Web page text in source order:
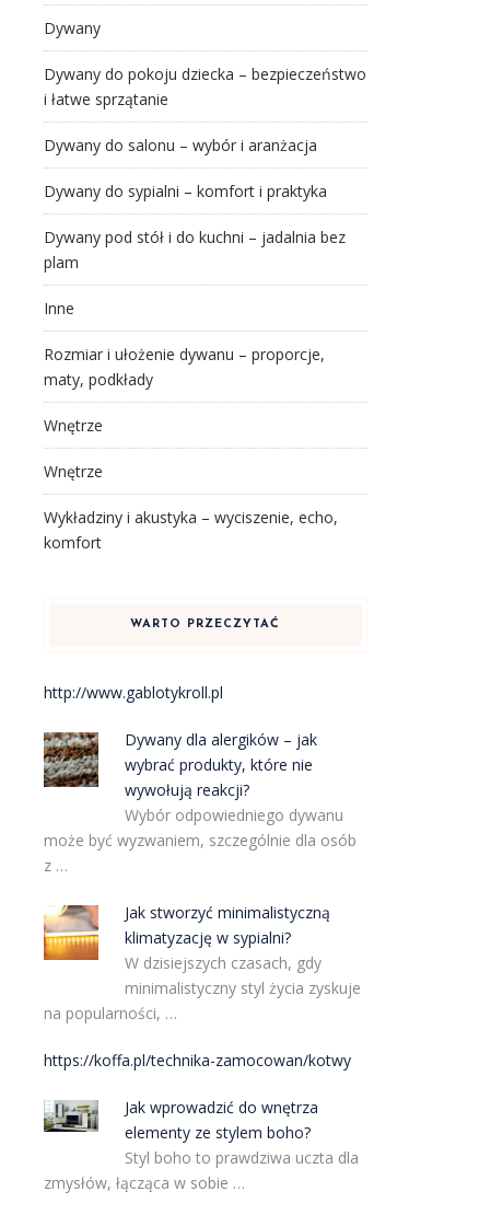
Dywany
Dywany do pokoju dziecka – bezpieczeństwo
i łatwe sprzątanie
Dywany do salonu – wybór i aranżacja
Dywany do sypialni – komfort i praktyka
Dywany pod stół i do kuchni – jadalnia bez
plam
Inne
Rozmiar i ułożenie dywanu – proporcje,
maty, podkłady
Wnętrze
Wnętrze
Wykładziny i akustyka – wyciszenie, echo,
komfort
WARTO PRZECZYTAĆ
http://www.gablotykroll.pl
Dywany dla alergików – jak
wybrać produkty, które nie
wywołują reakcji?
Wybór odpowiedniego dywanu
może być wyzwaniem, szczególnie dla osób
z …
Jak stworzyć minimalistyczną
klimatyzację w sypialni?
W dzisiejszych czasach, gdy
minimalistyczny styl życia zyskuje
na popularności, …
https://koffa.pl/technika-zamocowan/kotwy
Jak wprowadzić do wnętrza
elementy ze stylem boho?
Styl boho to prawdziwa uczta dla
zmysłów, łącząca w sobie …